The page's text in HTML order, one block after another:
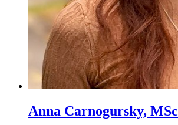
Anna Carnogursky, MSc